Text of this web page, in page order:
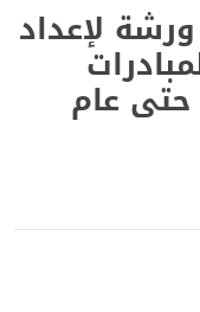
لإعداد
حتى عام